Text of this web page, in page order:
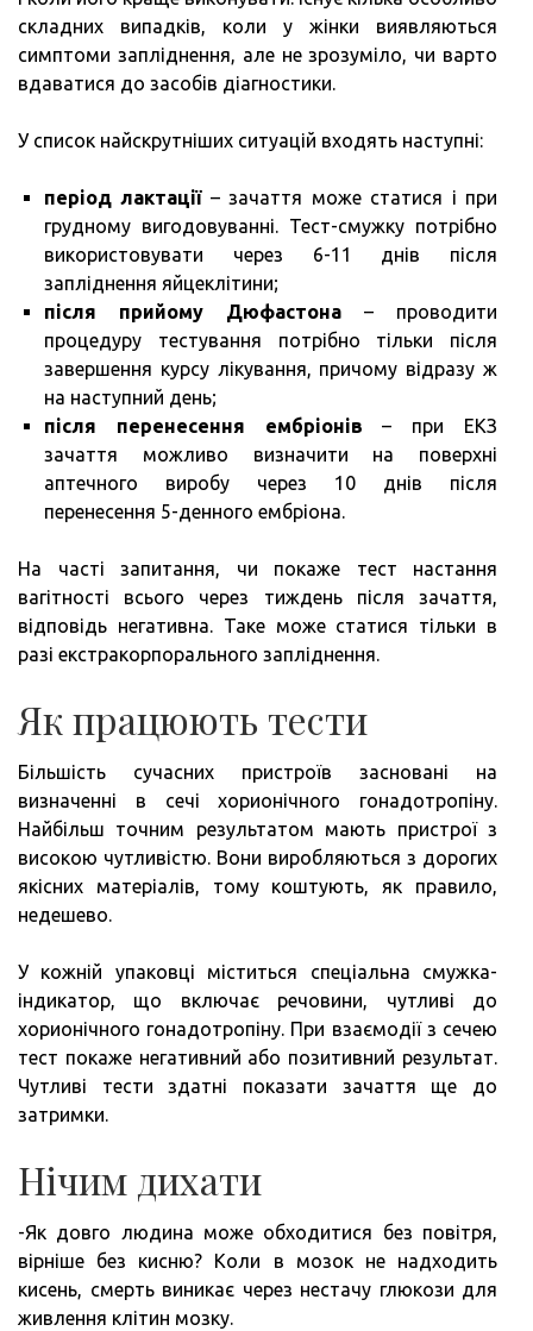
складних випадків, коли у жінки виявляються
симптоми запліднення, але не зрозуміло, чи варто
вдаватися до засобів діагностики.
У список найскрутніших ситуацій входять наступні:
період лактації– зачаття може статися і при
грудному вигодовуванні. Тест-смужку потрібно
використовувати через 6-11 днів після
запліднення яйцеклітини;
після прийому Дюфастона – проводити
процедуру тестування потрібно тільки після
завершення курсу лікування, причому відразу ж
на наступний день;
після перенесення ембріонів – при ЕКЗ
зачаття можливо визначити на поверхні
аптечного виробу через 10 днів після
перенесення 5-денного ембріона.
На часті запитання, чи покаже тест настання
вагітності всього через тиждень після зачаття,
відповідь негативна. Таке може статися тільки в
разі екстракорпорального запліднення.
Як працюють тести
Більшість сучасних пристроїв засновані на
визначенні в сечі хорионічного гонадотропіну.
Найбільш точним результатом мають пристрої з
високою чутливістю. Вони виробляються з дорогих
якісних матеріалів, тому коштують, як правило,
недешево.
У кожній упаковці міститься спеціальна смужка-
індикатор, що включає речовини, чутливі до
хорионічного гонадотропіну. При взаємодії з сечею
тест покаже негативний або позитивний результат.
Чутливі тести здатні показати зачаття ще до
затримки.
Нічим дихати
-Як довго людина може обходитися без повітря,
вірніше без кисню? Коли в мозок не надходить
кисень, смерть виникає через нестачу глюкози для
живлення клітин мозку.